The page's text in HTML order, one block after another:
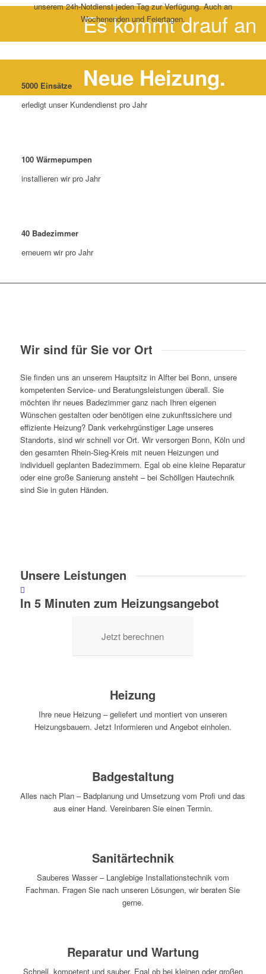
Es kommt drauf an
Neue Heizung.
unserem 24h-Notdienst jeden Tag zur Verfügung. Auch an
Wochenenden und Feiertagen.
5000Einsätze
erledigt unser Kundendienst pro Jahr
100Wärmepumpen
installieren wir pro Jahr
40Badezimmer
erneuern wir pro Jahr
Wir sind für Sie vor Ort
Sie finden uns an unserem Hauptsitz in Alfter bei Bonn, unsere
kompetenten Service- und Beratungsleistungen überall. Sie
möchten ihr neues Badezimmer ganz nach Ihren eigenen
Wünschen gestalten oder benötigen eine zukunftssichere und
effiziente Heizung? Dank verkehrgünstiger Lage unseres
Standorts, sind wir schnell vor Ort. Wir versorgen Bonn, Köln und
den gesamten Rhein-Sieg-Kreis mit neuen Heizungen und
individuell geplanten Badezimmern. Egal ob eine kleine Reparatur
oder eine große Sanierung ansteht – bei Schöllgen Hautechnik
sind Sie in guten Händen.
Unsere Leistungen
In 5 Minuten zum Heizungsangebot
Jetzt berechnen
Heizung
Ihre neue Heizung – geliefert und montiert von unseren
Heizungsbauern. Jetzt Informieren und Angebot einholen.
Badgestaltung
Alles nach Plan – Badplanung und Umsetzung vom Profi und das
aus einer Hand. Vereinbaren Sie einen Termin.
Sanitärtechnik
Sauberes Wasser – Langlebige Installationstechnik vom
Fachman. Fragen Sie nach unseren Lösungen, wir beraten Sie
gerne.
Reparatur und Wartung
Schnell, kompetent und sauber. Egal ob bei kleinen oder großen